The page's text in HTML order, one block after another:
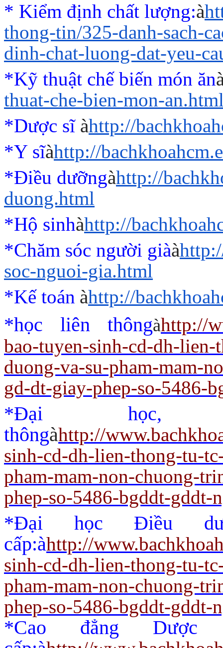
* Kiểm định chất lượng:à
thong-tin/325-danh-sach-
dinh-chat-luong-dat-yeu-
*Kỹ thuật chế biến món ăn
thuat-che-bien-mon-
*Dược sĩ àhttp://
*Y sĩàhttp://
*Điều dưỡngàhttp://
duong.html
*Hộ sinhàhttp://
*Chăm sóc người giàà
soc-nguoi-gia.html
*Kế toán àhttp://
*học liên thôngàhttp://
bao-tuyen-sinh-cd-dh-
duong-va-su-pham-mam-
gd-dt-giay-phep-so-5486-
*Đại học,
thôngàhttp://
sinh-cd-dh-lien-thong-tu-
pham-mam-non-chuong-
phep-so-5486-bgddt-gddt-
*Đại học Điều
cấp:àhttp://
sinh-cd-dh-lien-thong-tu-
pham-mam-non-chuong-
phep-so-5486-bgddt-gddt-
*Cao đẳng